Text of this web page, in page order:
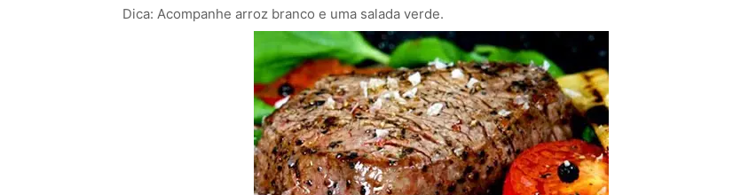
Dica: Acompanhe arroz branco e uma salada verde.